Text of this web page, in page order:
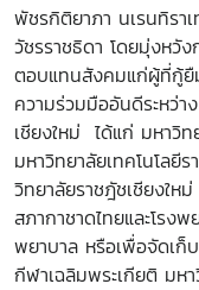
พัชรกิติยาภา นเรนทิรา
วัชรราชธิดา โดยมุ่งหวั
ตอบแทนสังคมแก่ผู้ที่กู้ยื
ความร่วมมืออันดีระหว่
เชียงใหม่ ได้แก่ มหาวิท
มหาวิทยาลัยเทคโนโล
วิทยาลัยราชฎัชเชียงใหม่
สภากาชาดไทยและโรงพ
พยาบาล หรือเพื่อจัดเก็
กีฬาเฉลิมพระเกียติ มห